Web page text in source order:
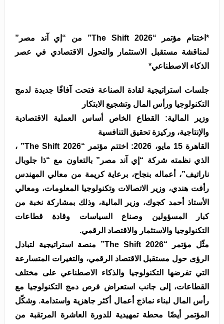
*اختتام مؤتمر “The Shift 2026” من “إي آند مصر”
لمناقشة مستقبل الاستثمار والتحول الاقتصادي في عصر
الذكاء الاصطناعي*
جلسات استراتيجية لقادة الصناعة فتحت آفاقًا جديدة لدمج
التكنولوجيا ورأس المال وتشجيع الابتكار
وزير المالية: القطاع الخاص أساس العملية الاقتصادية
والإنتاجية، وركيزة تحقيق التنافسية
القاهرة 15 مايو، 2026: اختتم مؤتمر “The Shift 2026” ،
الذي نظمته شركة “إي آند مصر” بالتعاون مع “ذا جلوبال
ناراتيف”، أعماله بنجاح، برعاية كريمة من معالي المهندس
رأفت هندي، وزير الاتصالات وتكنولوجيا المعلومات، ومعالي
الأستاذ أحمد كجوك، وزير المالية، وذلك بمشاركة نخبة من
كبار المسؤولين وصناع السياسات وقادة قطاعات
التكنولوجيا والاستثمار والاقتصاد الرقمي.
مثّل مؤتمر “The Shift 2026” منصة استراتيجية لتبادل
الرؤى حول مستقبل الاقتصاد الرقمي، والتغيرات المتسارعة
التي تفرضها التكنولوجيا والذكاء الاصطناعي على مختلف
القطاعات، إلى جانب استعراض فرص دمج التكنولوجيا مع
رأس المال لبناء نماذج أعمال أكثر جاهزية واستدامة. وشكّل
المؤتمر أيضًا محطة تمهيدية للدورة العاشرة المرتقبة من